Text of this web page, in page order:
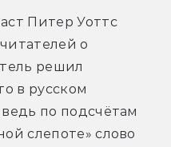
Питер Уоттс
о
решил
в русском
по подсчётам
слепоте» слово